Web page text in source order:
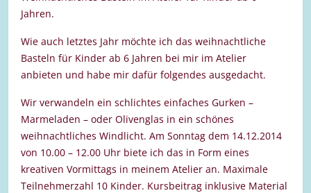
Jahren.
Wie auch letztes Jahr möchte ich das weihnachtliche
Basteln für Kinder ab 6 Jahren bei mir im Atelier
anbieten und habe mir dafür folgendes ausgedacht.
Wir verwandeln ein schlichtes einfaches Gurken –
Marmeladen – oder Olivenglas in ein schönes
weihnachtliches Windlicht. Am Sonntag dem 14.12.2014
von 10.00 – 12.00 Uhr biete ich das in Form eines
kreativen Vormittags in meinem Atelier an. Maximale
Teilnehmerzahl 10 Kinder. Kursbeitrag inklusive Material